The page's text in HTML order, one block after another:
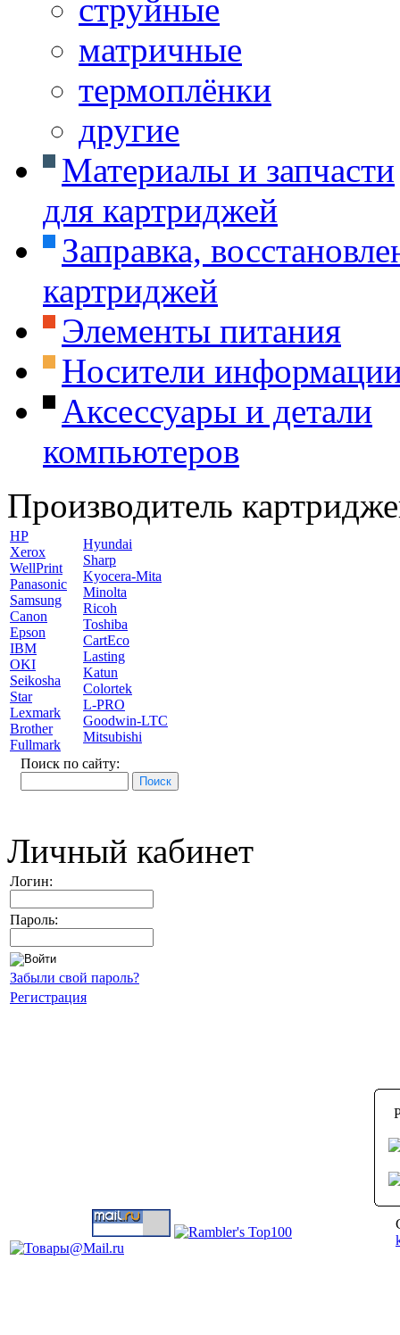
струйные
матричные
термоплёнки
другие
Материалы и запчасти
для картриджей
Заправка,
картриджей
Элементы питания
Носители
Аксессуары и детали
компьютеров
Производитель
HP
Xerox
WellPrint
Panasonic
Samsung
Canon
Epson
IBM
OKI
Seikosha
Star
Lexmark
Brother
Fullmark
Hyundai
Sharp
Kyocera-Mita
Minolta
Ricoh
Toshiba
CartEco
Lasting
Katun
Colortek
L-PRO
Goodwin-LTC
Mitsubishi
Поиск по сайту:
Личный кабинет
Логин:
Пароль:
Забыли свой пароль?
Регистрация